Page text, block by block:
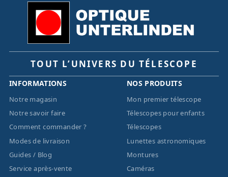
TOUT L’UNIVERS DU TÉLESCOPE
INFORMATIONS
Notre magasin
Notre savoir faire
Comment commander ?
Modes de livraison
Guides / Blog
Service après-vente
NOS PRODUITS
Mon premier télescope
Télescopes pour enfants
Télescopes
Lunettes astronomiques
Montures
Caméras